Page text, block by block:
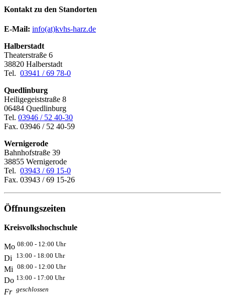
Kontakt zu den Standorten
E-Mail: info(at)kvhs-harz.de
Halberstadt
Theaterstraße 6
38820 Halberstadt
Tel. 03941 / 69 78-0
Quedlinburg
Heiligegeiststraße 8
06484 Quedlinburg
Tel. 03946 / 52 40-30
Fax. 03946 / 52 40-59
Wernigerode
Bahnhofstraße 39
38855 Wernigerode
Tel. 03943 / 69 15-0
Fax. 03943 / 69 15-26
Öffnungszeiten
Kreisvolkshochschule
Mo 08:00 - 12:00 Uhr
Di 13:00 - 18:00 Uhr
Mi 08:00 - 12:00 Uhr
Do 13:00 - 17:00 Uhr
Fr geschlossen